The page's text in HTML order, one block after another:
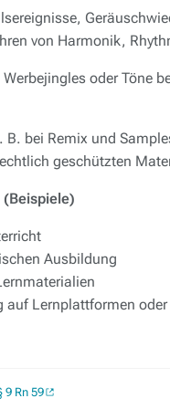
von Harmonik,
oder Töne
bei Remix und
geschützten
Ausbildung
Lernplattformen
9 Rn 59